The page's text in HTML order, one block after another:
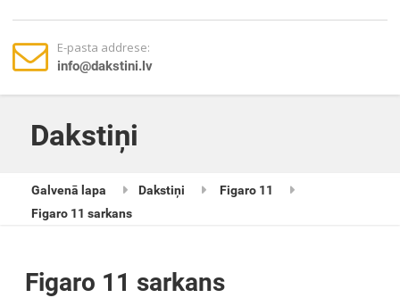
E-pasta addrese:
info@dakstini.lv
Dakstiņi
Galvenā lapa Dakstiņi
Figaro 11
Figaro 11 sarkans
Figaro 11 sarkans